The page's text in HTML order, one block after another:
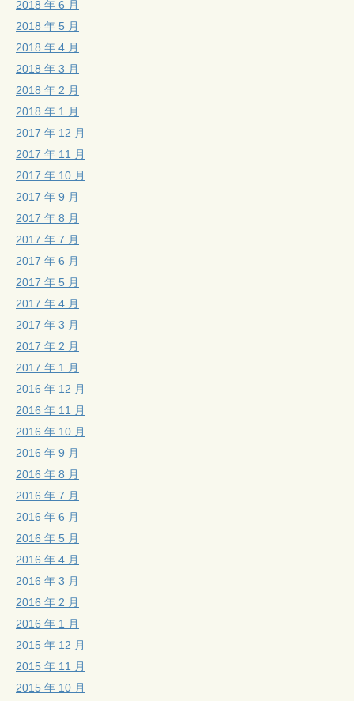
2018 年 6 月
2018 年 5 月
2018 年 4 月
2018 年 3 月
2018 年 2 月
2018 年 1 月
2017 年 12 月
2017 年 11 月
2017 年 10 月
2017 年 9 月
2017 年 8 月
2017 年 7 月
2017 年 6 月
2017 年 5 月
2017 年 4 月
2017 年 3 月
2017 年 2 月
2017 年 1 月
2016 年 12 月
2016 年 11 月
2016 年 10 月
2016 年 9 月
2016 年 8 月
2016 年 7 月
2016 年 6 月
2016 年 5 月
2016 年 4 月
2016 年 3 月
2016 年 2 月
2016 年 1 月
2015 年 12 月
2015 年 11 月
2015 年 10 月